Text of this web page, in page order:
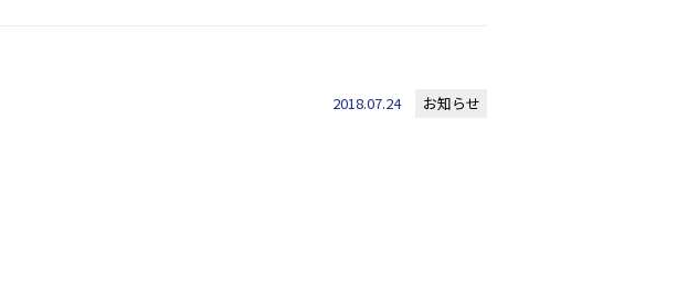
2018.07.24 お知らせ